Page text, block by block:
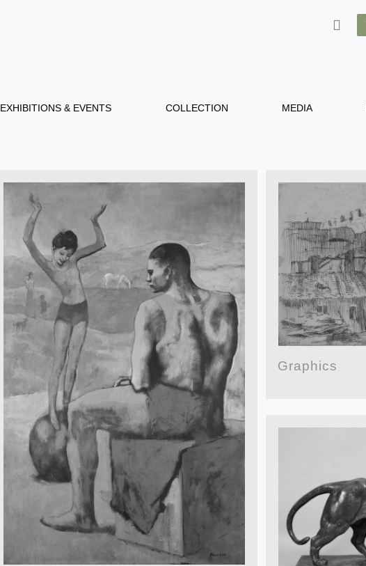
EXHIBITIONS & EVENTS COLLECTION MEDIA
Graphics